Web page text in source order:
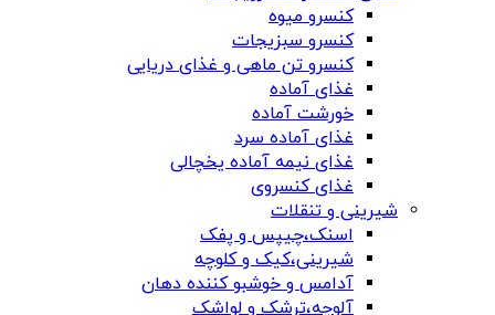
کنسرو میوه
کنسرو سبزیجات
کنسرو تن ماهی و غذای دریایی
غذای آماده
خورشت آماده
غذای آماده سرد
غذای نیمه آماده یخچالی
غذای کنسروی
شیرینی و تنقلات
اسنک،چیپس و پفک
شیرینی،کیک و کلوچه
آدامس و خوشبو کننده دهان
آلوچه،ترشک و لواشک